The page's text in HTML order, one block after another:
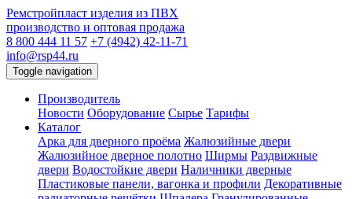
Ремстройпласт изделия из ПВХ
производство и оптовая продажа
8 800 444 11 57 +7 (4942) 42-11-71
info@rsp44.ru
Toggle navigation
Производитель
Новости Оборудование Сырье Тарифы
Каталог
Арка для дверного проёма Жалюзийные двери
Жалюзийное дверное полотно Ширмы Раздвижные
двери Водостойкие двери Наличники дверные
Пластиковые панели, вагонка и профили Декоративные